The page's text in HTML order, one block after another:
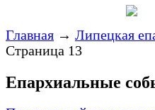
Главная → Липецкая
Страница 13
Епархиальные